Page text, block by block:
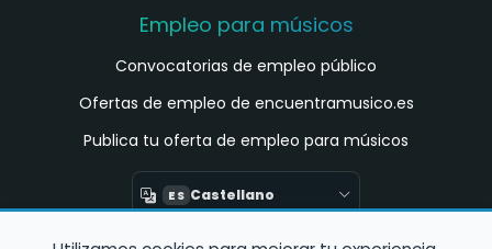
Empleo para músicos
Convocatorias de empleo público
Ofertas de empleo de encuentramusico.es
Publica tu oferta de empleo para músicos
ES Castellano